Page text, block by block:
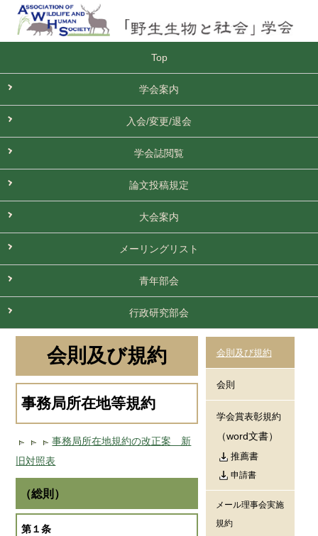
Top
学会案内
入会/変更/退会
学会誌閲覧
論文投稿規定
大会案内
メーリングリスト
青年部会
行政研究部会
会則及び規約
事務局所在地等規約
事務局所在地規約の改正案 新
旧対照表
（総則）
第１条
会則及び規約
会則
学会賞表彰規約
（word文書）
推薦書
申請書
メール理事会実施
規約